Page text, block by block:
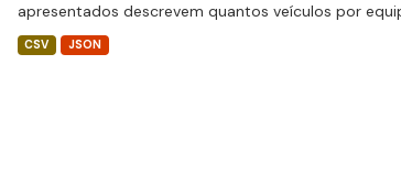
apresentados descrevem quantos veículos por
CSV JSON